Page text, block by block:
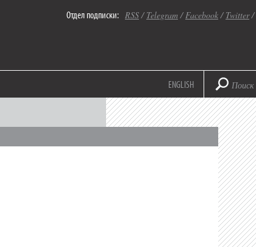
Отдел подписки: RSS/ Telegram/Facebook/ Twitter/
ENGLISH